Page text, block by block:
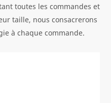
toutes les commandes et
taille, nous consacrerons
à chaque commande.